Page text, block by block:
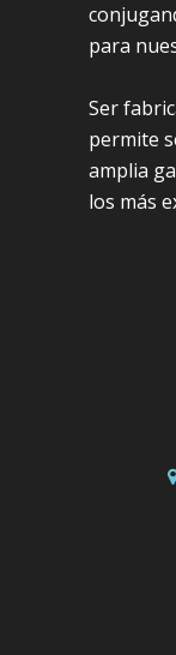
para
Ser
permite
amplia
los más